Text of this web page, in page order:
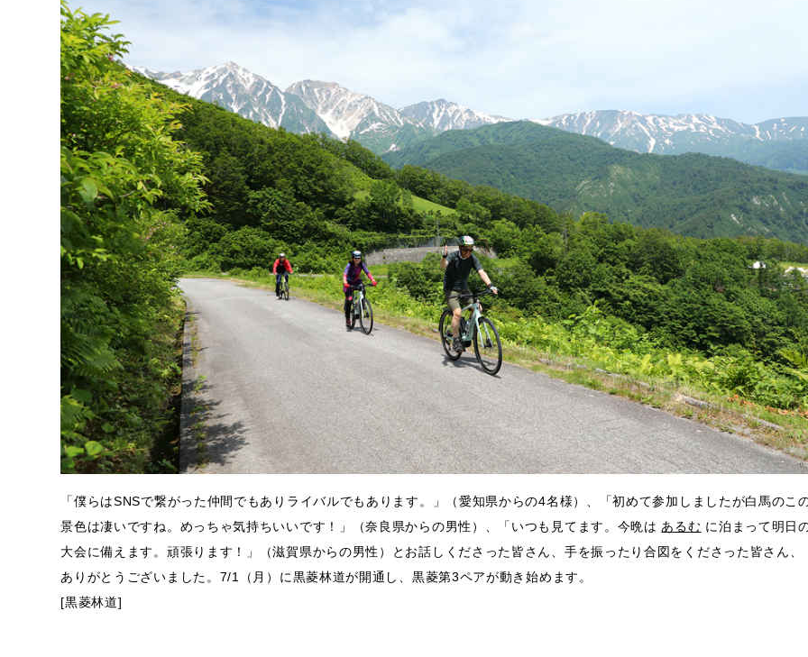
「僕らはSNSで繋がった仲間でもありライバルでもあります。」（愛知県からの4名様）、「初めて参加しましたが白馬のこ
景色は凄いですね。めっちゃ気持ちいいです！」（奈良県からの男性）、「いつも見てます。今晩は あるむ に泊まって明日
大会に備えます。頑張ります！」（滋賀県からの男性）とお話しくださった皆さん、手を振ったり合図をくださった皆さん、
ありがとうございました。7/1（月）に黒菱林道が開通し、黒菱第3ペアが動き始めます。
[黒菱林道]